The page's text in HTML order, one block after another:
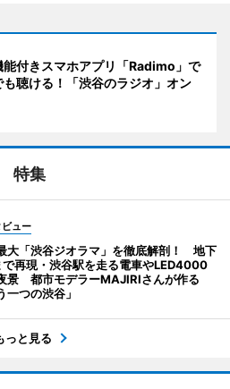
能付きスマホアプリ「Radimo」で
聴ける！「渋谷のラジオ」オン
特集
ュー
大「渋谷ジオラマ」を徹底解剖！ 地下
で再現・渋谷駅を走る電車やLED4000
景 都市モデラーMAJIRIさんが作る
一つの渋谷」
っと見る